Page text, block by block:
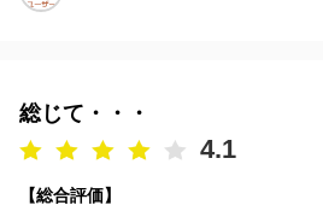
総じて・・・
4.1
【総合評価】